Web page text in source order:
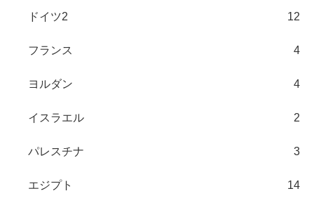
ドイツ2 12
フランス 4
ヨルダン 4
イスラエル 2
パレスチナ 3
エジプト 14